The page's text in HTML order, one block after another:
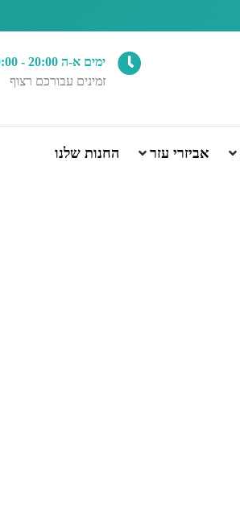
ימים א-ה 20:00 - 09:00
זמינים עבורכם רצוף
אביזרי עזר החנות שלנו